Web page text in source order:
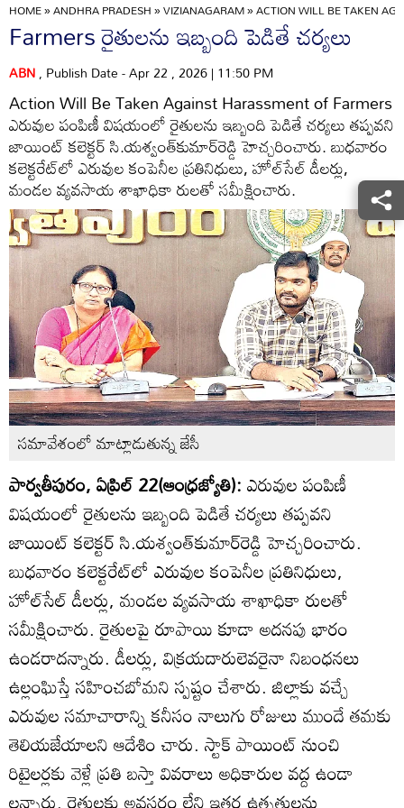
HOME»ANDHRA PRADESH»VIZIANAGARAM»ACTION WILL BE TAKEN
Farmers రైతులను ఇబ్బంది పెడితే చర్యలు
ABN, Publish Date - Apr 22 , 2026 | 11:50 PM
Action Will Be Taken Against Harassment of Farmers
ఎరువుల పంపిణీ విషయంలో రైతులను ఇబ్బంది పెడితే చర్యలు తప్పవని
జాయింట్‌ కలెక్టర్‌ సి.యశ్వంత్‌కుమార్‌రెడ్డి హెచ్చరించారు. బుధవారం
కలెక్టరేట్‌లో ఎరువుల కంపెనీల ప్రతినిధులు, హోల్‌సేల్‌ డీలర్లు,
మండల వ్యవసాయ శాఖాధికా రులతో సమీక్షించారు.
సమావేశంలో మాట్లాడుతున్న జేసీ
పార్వతీపురం, ఏప్రిల్‌ 22(ఆంధ్రజ్యోతి):ఎరువుల పంపిణీ
విషయంలో రైతులను ఇబ్బంది పెడితే చర్యలు తప్పవని
జాయింట్‌ కలెక్టర్‌ సి.యశ్వంత్‌కుమార్‌రెడ్డి హెచ్చరించారు.
బుధవారం కలెక్టరేట్‌లో ఎరువుల కంపెనీల ప్రతినిధులు,
హోల్‌సేల్‌ డీలర్లు, మండల వ్యవసాయ శాఖాధికా రులతో
సమీక్షించారు. రైతులపై రూపాయి కూడా అదనపు భారం
ఉండరాదన్నారు. డీలర్లు, విక్రయదారులెవరైనా నిబంధనలు
ఉల్లంఘిస్తే సహించబోమని స్పష్టం చేశారు. జిల్లాకు వచ్చే
ఎరువుల సమాచారాన్ని కనీసం నాలుగు రోజులు ముందే తమకు
తెలియజేయాలని ఆదేశిం చారు. స్టాక్‌ పాయింట్‌ నుంచి
రిటైలర్లకు వెళ్లే ప్రతి బస్తా వివరాలు అధికారుల వద్ద ఉండా